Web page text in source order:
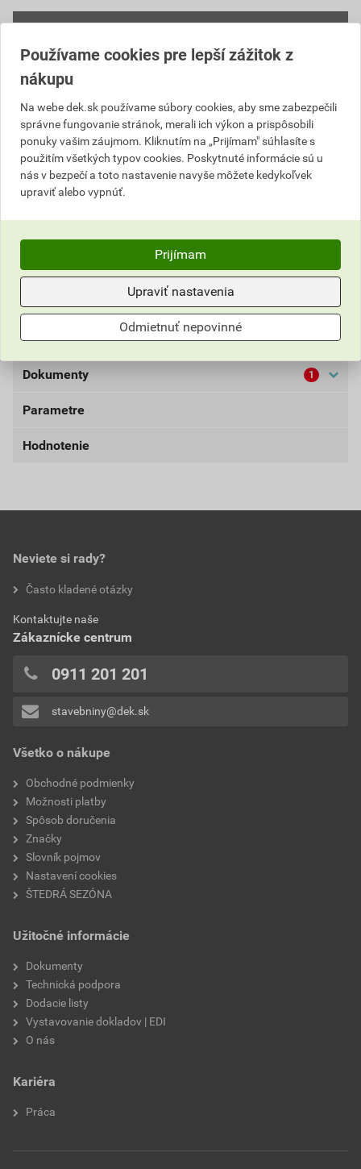
Informácie o cene
Aktuálna predajná cena po zľave 35% z cenníkovej
ceny
58,53 EUR
bez DPH za bal.
71,99 EUR
s DPH za bal.
Najnižšia predajná cena v období 30 dní pred
poskytnutím zľavy
Aktuálna predajná porovnávacia cena po zľave 35% z
4,88 EUR
6,00 EUR
Dokumenty 1
Bezpečnostné listy (externí)
Parametre
farba
spotreba
hmotnosť
značka
Hodnotenie
0,0
hodnotilo 0 užívateľov
Pridávať hodnotenie môže iba prihlásený užívateľ.
Všetko o nákupe
Obchodné podmienky
Možnosti platby
Spôsob doručenia
Značky
Slovník pojmov
Nastavení cookies
ŠTEDRÁ SEZÓNA
Užitočné informácie
Dokumenty
Technická podpora
Dodacie listy
Vystavovanie dokladov | EDI
O nás
Kariéra
Práca
Neviete si rady?
Často kladené otázky
Kontaktujte naše
Zákaznícke centrum
0911 201 201
stavebniny@dek.sk
Používame cookies pre lepší zážitok z
nákupu
Na webe dek.sk používame súbory cookies, aby sme zabezpečili
správne fungovanie stránok, merali ich výkon a prispôsobili
ponuky vašim záujmom. Kliknutím na „Prijímam" súhlasíte s
použitím všetkých typov cookies. Poskytnuté informácie sú u
nás v bezpečí a toto nastavenie navyše môžete kedykoľvek
upraviť alebo vypnúť.
Prijímam
Upraviť nastavenia
Odmietnuť nepovinné